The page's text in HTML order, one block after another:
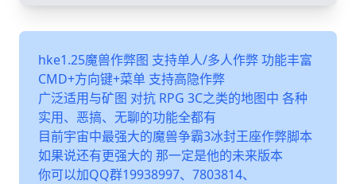
hke1.25魔兽作弊图 支持单人/多人作弊 功能丰富
CMD+方向键+菜单 支持高隐作弊
广泛适用与矿图 对抗 RPG 3C之类的地图中 各种
实用、恶搞、无聊的功能全都有
目前宇宙中最强大的魔兽争霸3冰封王座作弊脚本
如果说还有更强大的 那一定是他的未来版本
你可以加QQ群19938997、7803814、